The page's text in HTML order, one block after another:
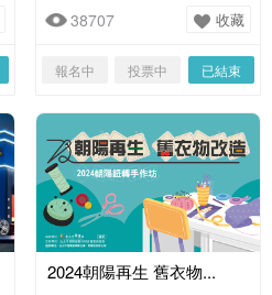
38707 收藏
報名中 投票中 已結束
2024朝陽再生 舊衣物...